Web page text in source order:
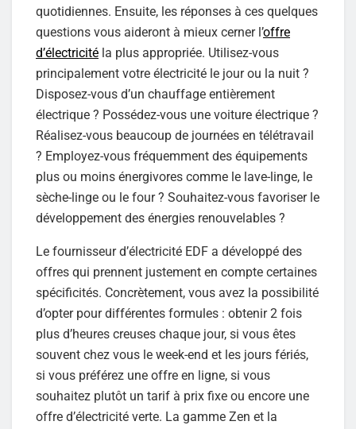
quotidiennes. Ensuite, les réponses à ces quelques
questions vous aideront à mieux cerner l’offre
d’électricité la plus appropriée. Utilisez-vous
principalement votre électricité le jour ou la nuit ?
Disposez-vous d’un chauffage entièrement
électrique ? Possédez-vous une voiture électrique ?
Réalisez-vous beaucoup de journées en télétravail
? Employez-vous fréquemment des équipements
plus ou moins énergivores comme le lave-linge, le
sèche-linge ou le four ? Souhaitez-vous favoriser le
développement des énergies renouvelables ?
Le fournisseur d’électricité EDF a développé des
offres qui prennent justement en compte certaines
spécificités. Concrètement, vous avez la possibilité
d’opter pour différentes formules : obtenir 2 fois
plus d’heures creuses chaque jour, si vous êtes
souvent chez vous le week-end et les jours fériés,
si vous préférez une offre en ligne, si vous
souhaitez plutôt un tarif à prix fixe ou encore une
offre d’électricité verte. La gamme Zen et la